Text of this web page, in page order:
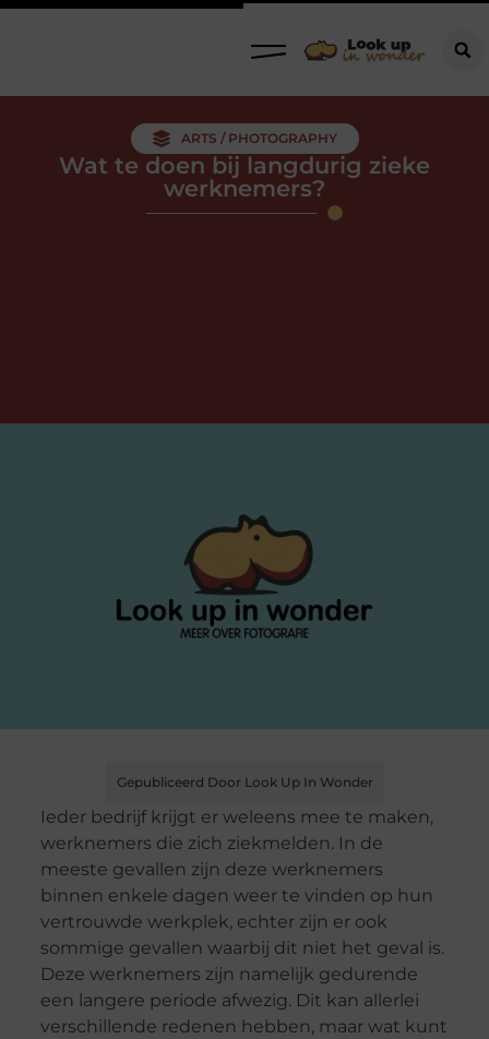
ARTS / PHOTOGRAPHY
Wat te doen bij langdurig zieke
werknemers?
Gepubliceerd Door Look Up In Wonder
Ieder bedrijf krijgt er weleens mee te maken,
werknemers die zich ziekmelden. In de
meeste gevallen zijn deze werknemers
binnen enkele dagen weer te vinden op hun
vertrouwde werkplek, echter zijn er ook
sommige gevallen waarbij dit niet het geval is.
Deze werknemers zijn namelijk gedurende
een langere periode afwezig. Dit kan allerlei
verschillende redenen hebben, maar wat kunt